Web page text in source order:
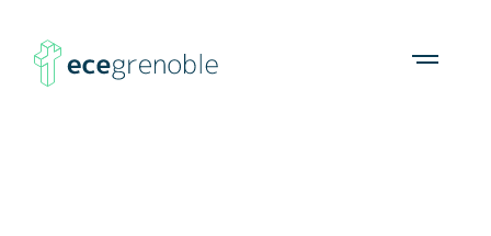
ECE
À propos Agenda RessourcesOpen